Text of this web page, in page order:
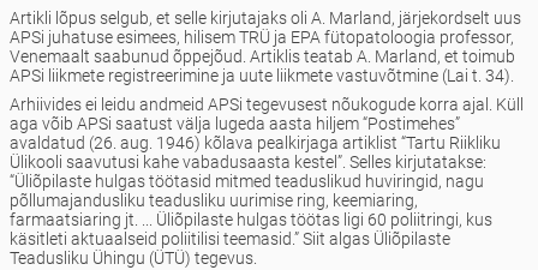
Artikli lõpus selgub, et selle kirjutajaks oli A. Marland, järjekordselt uus
APSi juhatuse esimees, hilisem TRÜ ja EPA fütopatoloogia professor,
Venemaalt saabunud õppejõud. Artiklis teatab A. Marland, et toimub
APSi liikmete registreerimine ja uute liikmete vastuvõtmine (Lai t. 34).
Arhiivides ei leidu andmeid APSi tegevusest nõukogude korra ajal. Küll
aga võib APSi saatust välja lugeda aasta hiljem “Postimehes”
avaldatud (26. aug. 1946) kõlava pealkirjaga artiklist “Tartu Riikliku
Ülikooli saavutusi kahe vabadusaasta kestel”. Selles kirjutatakse:
“Üliõpilaste hulgas töötasid mitmed teaduslikud huviringid, nagu
põllumajandusliku teadusliku uurimise ring, keemiaring,
farmaatsiaring jt. ... Üliõpilaste hulgas töötas ligi 60 poliitringi, kus
käsitleti aktuaalseid poliitilisi teemasid.” Siit algas Üliõpilaste
Teadusliku Ühingu (ÜTÜ) tegevus.